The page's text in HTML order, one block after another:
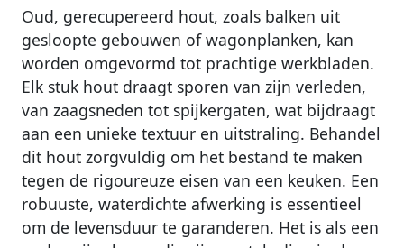
Oud, gerecupereerd hout, zoals balken uit
gesloopte gebouwen of wagonplanken, kan
worden omgevormd tot prachtige werkbladen.
Elk stuk hout draagt sporen van zijn verleden,
van zaagsneden tot spijkergaten, wat bijdraagt
aan een unieke textuur en uitstraling. Behandel
dit hout zorgvuldig om het bestand te maken
tegen de rigoureuze eisen van een keuken. Een
robuuste, waterdichte afwerking is essentieel
om de levensduur te garanderen. Het is als een